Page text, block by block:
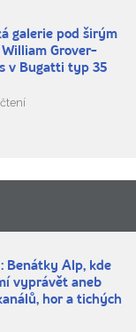
galerie pod širým
William Grover-
v Bugatti typ 35
Benátky Alp, kde
vyprávět aneb
hor a tichých